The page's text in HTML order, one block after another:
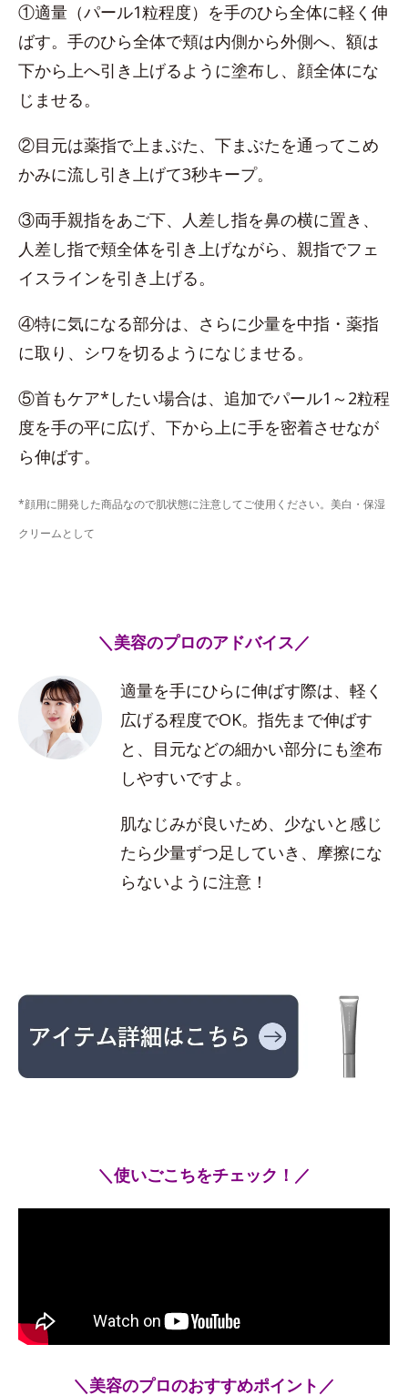
①適量（パール1粒程度）を手のひら全体に軽く伸
ばす。手のひら全体で頬は内側から外側へ、額は
下から上へ引き上げるように塗布し、顔全体にな
じませる。
②目元は薬指で上まぶた、下まぶたを通ってこめ
かみに流し引き上げて3秒キープ。
③両手親指をあご下、人差し指を鼻の横に置き、
人差し指で頬全体を引き上げながら、親指でフェ
イスラインを引き上げる。
④特に気になる部分は、さらに少量を中指・薬指
に取り、シワを切るようになじませる。
⑤首もケア*したい場合は、追加でパール1～2粒程
度を手の平に広げ、下から上に手を密着させなが
ら伸ばす。
*顔用に開発した商品なので肌状態に注意してご使用ください。美白・保湿
クリームとして
＼美容のプロのアドバイス／
適量を手にひらに伸ばす際は、軽く
広げる程度でOK。指先まで伸ばす
と、目元などの細かい部分にも塗布
しやすいですよ。
肌なじみが良いため、少ないと感じ
たら少量ずつ足していき、摩擦にな
らないように注意！
＼使いごこちをチェック！／
＼美容のプロのおすすめポイント／